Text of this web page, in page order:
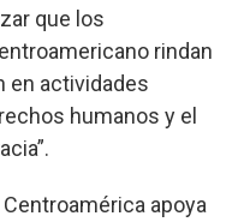
que los
rindan
en actividades
humanos y el
apoya